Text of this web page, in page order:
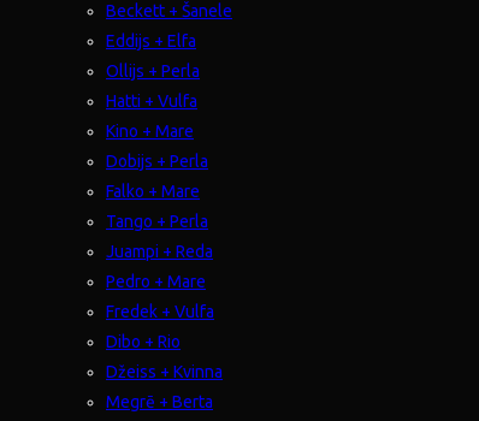
Beckett + Šanele
Eddijs + Elfa
Ollijs + Perla
Hatti + Vulfa
Kino + Mare
Dobijs + Perla
Falko + Mare
Tango + Perla
Juampi + Reda
Pedro + Mare
Fredek + Vulfa
Dibo + Rio
Džeiss + Kvinna
Megrē + Berta